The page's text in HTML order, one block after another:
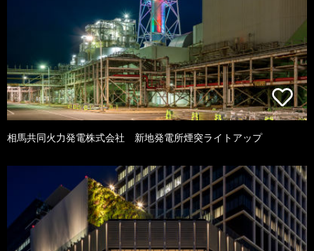
相馬共同火力発電株式会社 新地発電所煙突ライトアップ